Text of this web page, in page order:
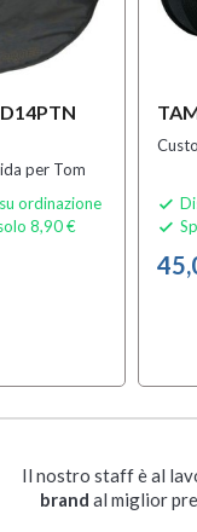
per Tom
ordinazione
8,90 €


Il nostro staff è al
brand al miglior